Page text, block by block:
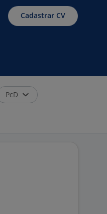
Cadastrar CV
PcD